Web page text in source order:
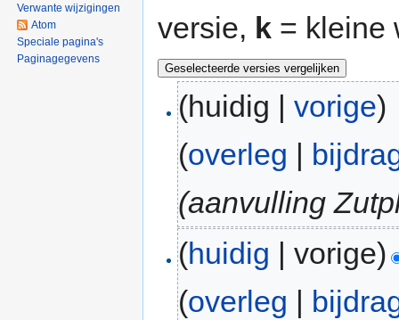
versie, k = kleine
(huidig |vorige)
(overleg |
(aanvulling
(huidig | vorige)
(overleg
Verwante wijzigingen
Atom
Speciale pagina's
Paginagegevens